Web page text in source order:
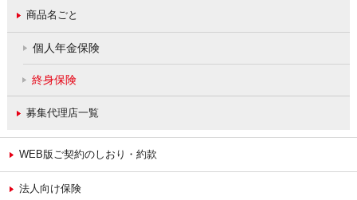
商品名ごと
個人年金保険
終身保険
募集代理店一覧
WEB版ご契約のしおり・約款
法人向け保険